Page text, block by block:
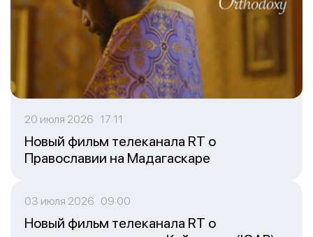
20 июля 2026 17:11
Новый фильм телеканала RT о
Православии на Мадагаскаре
03 июля 2026 09:00
Новый фильм телеканала RT о